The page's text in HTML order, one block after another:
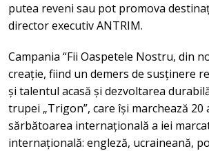
putea reveni sau pot promova
director executiv ANTRIM.
Campania “Fii Oaspetele Nostru, din
creație, fiind un demers de susținere
și talentul acasă și dezvoltarea
trupei „Trigon”, care își marchează
sărbătoarea internațională a iei
internațională: engleză, ucraineană,